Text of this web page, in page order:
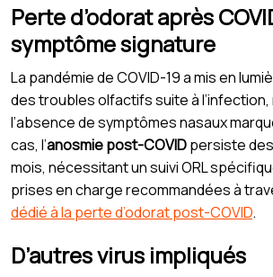
Perte d’odorat après
symptôme signature
La pandémie de COVID-19 a mis en
des troubles olfactifs suite à l’infection,
l’absence de symptômes nasaux
cas, l’anosmie post-COVIDpersiste
mois, nécessitant un suivi ORL
prises en charge recommandées à
dédié à la perte d’odorat post-COVID.
D’autres virus impliqués